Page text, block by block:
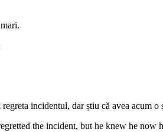
incidentul, dar știu că avea acum o
the incident, but he knew he now